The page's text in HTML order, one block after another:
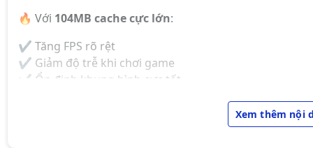
🔥 Với 104MB cache cực lớn:
✔ Tăng FPS rõ rệt
✔ Giảm độ trễ khi chơi game
✔ Ổn định khung hình cực tốt
Xem thêm nội